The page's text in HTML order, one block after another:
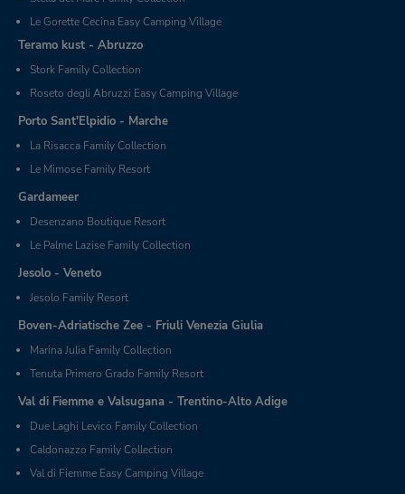
Le Gorette Cecina Easy Camping Village
Teramo kust - Abruzzo
Stork Family Collection
Roseto degli Abruzzi Easy Camping Village
Porto Sant'Elpidio - Marche
La Risacca Family Collection
Le Mimose Family Resort
Gardameer
Desenzano Boutique Resort
Le Palme Lazise Family Collection
Jesolo - Veneto
Jesolo Family Resort
Boven-Adriatische Zee - Friuli Venezia Giulia
Marina Julia Family Collection
Tenuta Primero Grado Family Resort
Val di Fiemme e Valsugana - Trentino-Alto Adige
Due Laghi Levico Family Collection
Caldonazzo Family Collection
Val di Fiemme Easy Camping Village